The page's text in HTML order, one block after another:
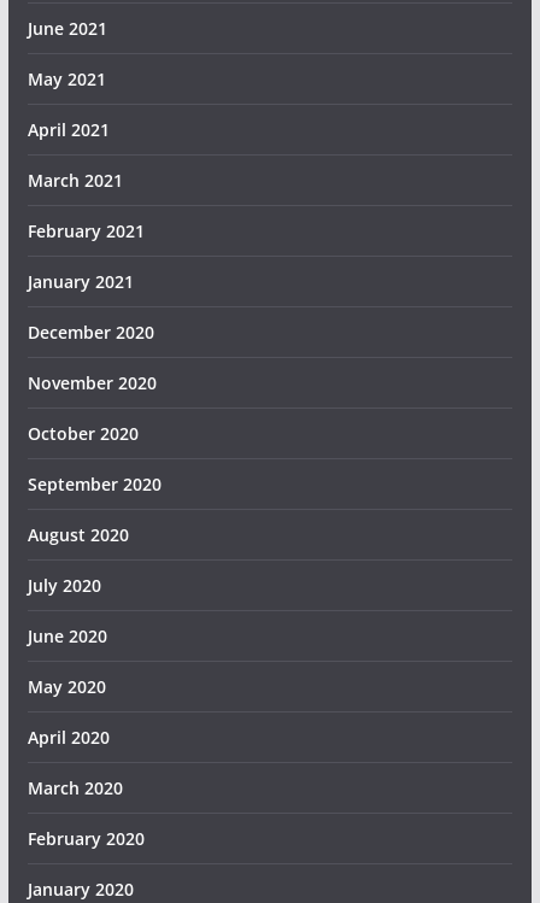
June 2021
May 2021
April 2021
March 2021
February 2021
January 2021
December 2020
November 2020
October 2020
September 2020
August 2020
July 2020
June 2020
May 2020
April 2020
March 2020
February 2020
January 2020